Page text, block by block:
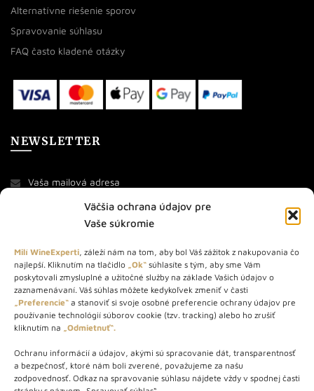
Väčšia ochrana údajov pre
Vaše súkromie
Milí WineExperti, záleží nám na tom, aby bol Váš zážitok z nakupovania čo
najlepší. Kliknutím na tlačidlo „Ok“ súhlasíte s tým, aby sme Vám
poskytovali zmysluplné a užitočné služby na základe Vašich údajov o
zaznamenávaní. Váš súhlas môžete kedykoľvek zmeniť v časti
„Preferencie“ a stanoviť si svoje osobné preferencie ochrany údajov pre
používanie technológií súborov cookie (tzv. tracking) alebo ho zrušiť
kliknutím na „Odmietnuť“.
Ochranu informácií a údajov, akými sú spracovanie dát, transparentnosť
a bezpečnosť, ktoré nám boli zverené, považujeme za našu
zodpovednosť. Odkaz na spravovanie súhlasu nájdete vždy v spodnej časti
Alternatívne riešenie sporov
Spravovanie súhlasu
FAQ často kladené otázky
NEWSLETTER
O NÁS
STORE – obchod s vínom a destilátmi od roku 2010. Na našej
webovej stránke predávame viac ako 1000+ značkových
produktov.
Info tel.: +421 917 779 888
Vínotéka: +421 917 888 879